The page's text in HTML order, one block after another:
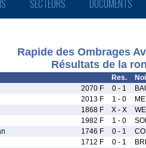
SECTEURS DOCUMENTS
Rapide des Ombrages
Résultats de la
Res.
2070 F 0 - 1
2013 F 1 - 0
1868 F X - X
1982 F 1 - 0
1746 F 0 - 1
1712 F 0 - 1